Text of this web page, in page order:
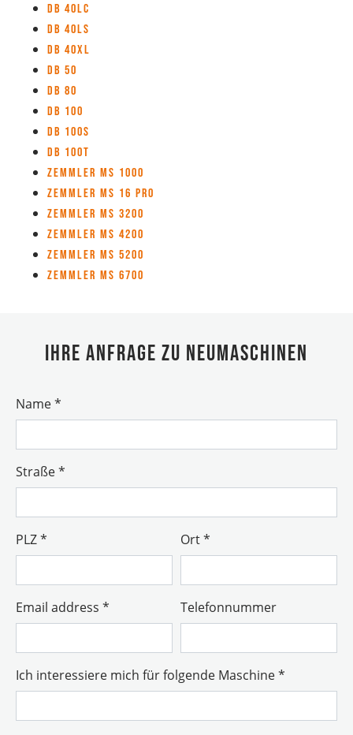
DB 40LC
DB 40LS
DB 40XL
DB 50
DB 80
DB 100
DB 100S
DB 100T
Zemmler MS 1000
Zemmler MS 16 Pro
Zemmler MS 3200
Zemmler MS 4200
Zemmler MS 5200
Zemmler MS 6700
Ihre Anfrage zu Neumaschinen
Name*
Straße*
PLZ* Ort*
Email address * Telefonnummer
Ich interessiere mich für folgende Maschine*